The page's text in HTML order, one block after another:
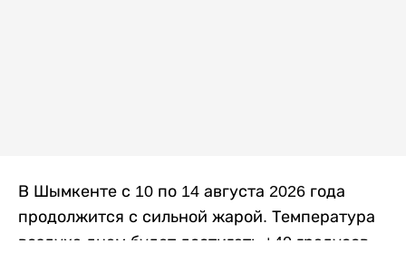
В Шымкенте с 10 по 14 августа 2026 года
продолжится с сильной жарой. Температура
воздуха днем будет достигать +40 градусов,